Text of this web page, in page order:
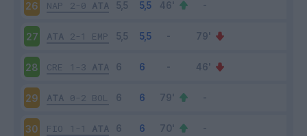
26 NAP 2-0 ATA
27 ATA 2-1 EMP
28 CRE 1-3 ATA
29 ATA 0-2 BOL
30 FIO 1-1 ATA